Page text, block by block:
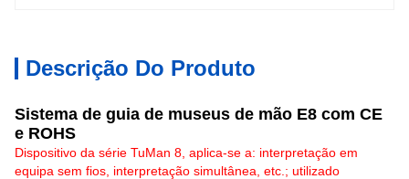
Descrição Do Produto
Sistema de guia de museus de mão E8 com CE
e ROHS
Dispositivo da série TuMan 8, aplica-se a: interpretação em
equipa sem fios, interpretação simultânea, etc.; utilizado